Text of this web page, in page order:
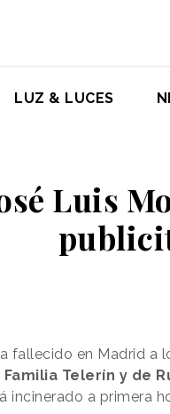
LUZ & LUCES
Luis
fallecido en Madrid a
Familia Telerín y de
incinerado a primera